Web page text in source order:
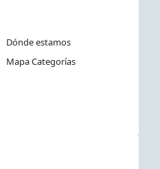
Dónde estamos
Mapa Categorías